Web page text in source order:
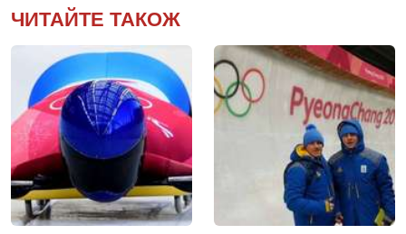
ЧИТАЙТЕ ТАКОЖ